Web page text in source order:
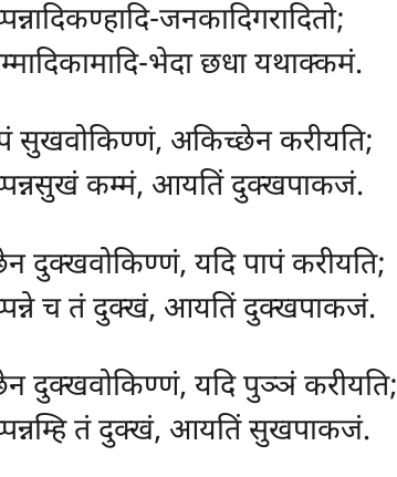
जनकादिगरादितो;
भेदा छधा यथाक्कमं.
सुखवोकिण्णं, अकिच्छेन करीयति;
कम्मं, आयतिं दुक्खपाकजं.
दुक्खवोकिण्णं, यदि पापं करीयति;
च तं दुक्खं, आयतिं दुक्खपाकजं.
दुक्खवोकिण्णं, यदि पुञ्ञं करीयति;
तं दुक्खं, आयतिं सुखपाकजं.